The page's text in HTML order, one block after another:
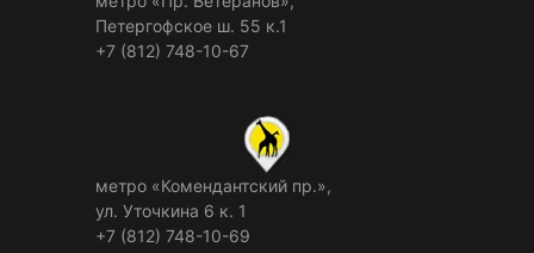
Петергофское ш. 55 к.1
+7 (812) 748-10-67
метро «Комендантский пр.»,
ул. Уточкина 6 к. 1
+7 (812) 748-10-69